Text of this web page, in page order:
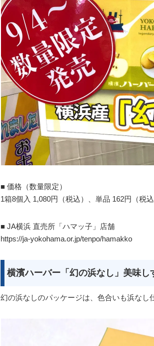
■ 価格（数量限定）
1箱8個入 1,080円（税込）、単品 162円（税込
■ JA横浜 直売所「ハマッ子」店舗
https://ja-yokohama.or.jp/tenpo/hamakko
横濱ハーバー「幻の浜なし」美味し
幻の浜なしのパッケージは、色合いも浜なし